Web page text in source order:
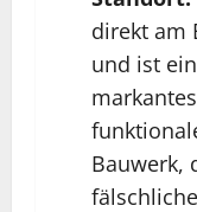
direkt am
und ist ein
Bauwerk,